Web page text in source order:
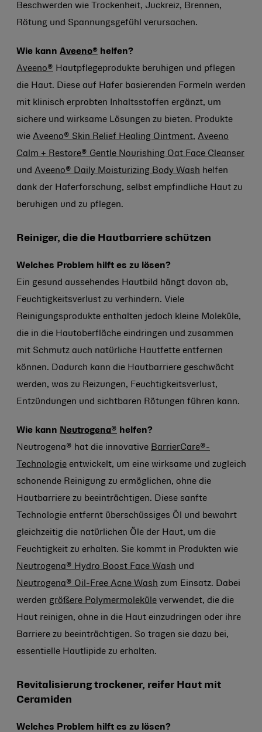
Beschwerden wie Trockenheit, Juckreiz, Brennen,
Rötung und Spannungsgefühl verursachen.
Wie kann Aveeno® helfen?
Aveeno® Hautpflegeprodukte beruhigen und pflegen
die Haut. Diese auf Hafer basierenden Formeln werden
mit klinisch erprobten Inhaltsstoffen ergänzt, um
sichere und wirksame Lösungen zu bieten. Produkte
wie Aveeno® Skin Relief Healing Ointment, Aveeno
Calm + Restore® Gentle Nourishing Oat Face Cleanser
und Aveeno® Daily Moisturizing Body Wash helfen
dank der Haferforschung, selbst empfindliche Haut zu
beruhigen und zu pflegen.
Reiniger, die die Hautbarriere schützen
Welches Problem hilft es zu lösen?
Ein gesund aussehendes Hautbild hängt davon ab,
Feuchtigkeitsverlust zu verhindern. Viele
Reinigungsprodukte enthalten jedoch kleine Moleküle,
die in die Hautoberfläche eindringen und zusammen
mit Schmutz auch natürliche Hautfette entfernen
können. Dadurch kann die Hautbarriere geschwächt
werden, was zu Reizungen, Feuchtigkeitsverlust,
Entzündungen und sichtbaren Rötungen führen kann.
Wie kann Neutrogena® helfen?
Neutrogena® hat die innovative BarrierCare®-
Technologie entwickelt, um eine wirksame und zugleich
schonende Reinigung zu ermöglichen, ohne die
Hautbarriere zu beeinträchtigen. Diese sanfte
Technologie entfernt überschüssiges Öl und bewahrt
gleichzeitig die natürlichen Öle der Haut, um die
Feuchtigkeit zu erhalten. Sie kommt in Produkten wie
Neutrogena® Hydro Boost Face Wash und
Neutrogena® Oil-Free Acne Wash zum Einsatz. Dabei
werden größere Polymermoleküle verwendet, die die
Haut reinigen, ohne in die Haut einzudringen oder ihre
Barriere zu beeinträchtigen. So tragen sie dazu bei,
essentielle Hautlipide zu erhalten.
Revitalisierung trockener, reifer Haut mit
Ceramiden
Welches Problem hilft es zu lösen?